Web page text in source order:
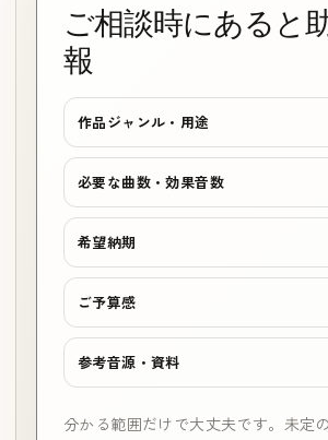
ご相談時にあると
報
作品ジャンル・用途
必要な曲数・効果音数
希望納期
ご予算感
参考音源・資料
分かる範囲だけで大丈夫です。未定